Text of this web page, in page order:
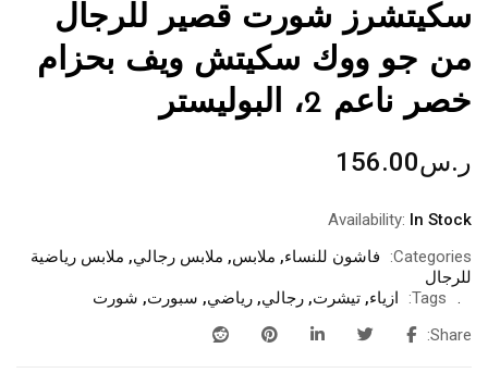
سكيتشرز شورت قصير للرجال
من جو ووك سكيتش ويف بحزام
خصر ناعم 2، البوليستر
ر.س156.00
Availability: In Stock
Categories:
فاشون للنساء, ملابس, ملابس رجالي, ملابس رياضية
للرجال
Tags:
ازياء, تيشرت, رجالي, رياضي, سبورت, شورت
Share: